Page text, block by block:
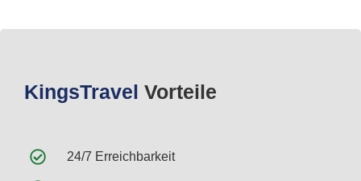
KingsTravel Vorteile
24/7 Erreichbarkeit